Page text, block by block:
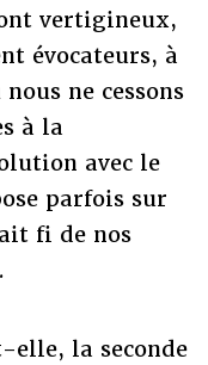
vertigineux,
évocateurs, à
ne cessons
à la
avec le
parfois sur
fi de nos
elle, la seconde